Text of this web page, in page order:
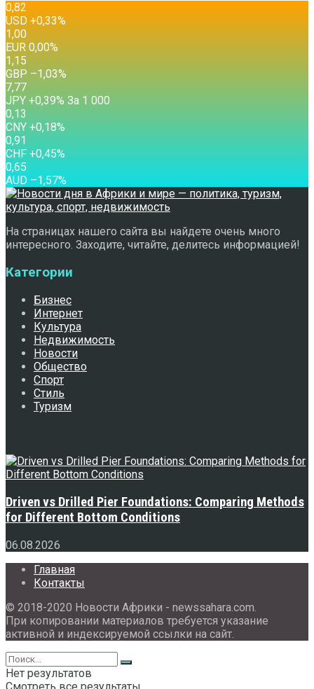
0,82
USD +0,33%
1,00
EUR 0,00%
1,15
GBP –1,03%
7,77
JPY +0,39% За 1 000
0,13
CNY +0,18%
0,91
CHF +0,45%
0,65
AUD –1,57%
На страницах нашего сайта вы найдете очень много
интересного. Заходите, читайте, делитесь информацией!
Категории
Бизнес
Интернет
Культура
Недвижимость
Новости
Общество
Спорт
Стиль
Туризм
Driven vs Drilled Pier Foundations: Comparing Methods
for Different Bottom Conditions
06.08.2026
Главная
Контакты
© 2018-2020 Новости Африки - newssahara.com.
При копировании материалов требуется указание
активной и индексируемой ссылки на сайт.
Нет результатов
Смотреть все результаты